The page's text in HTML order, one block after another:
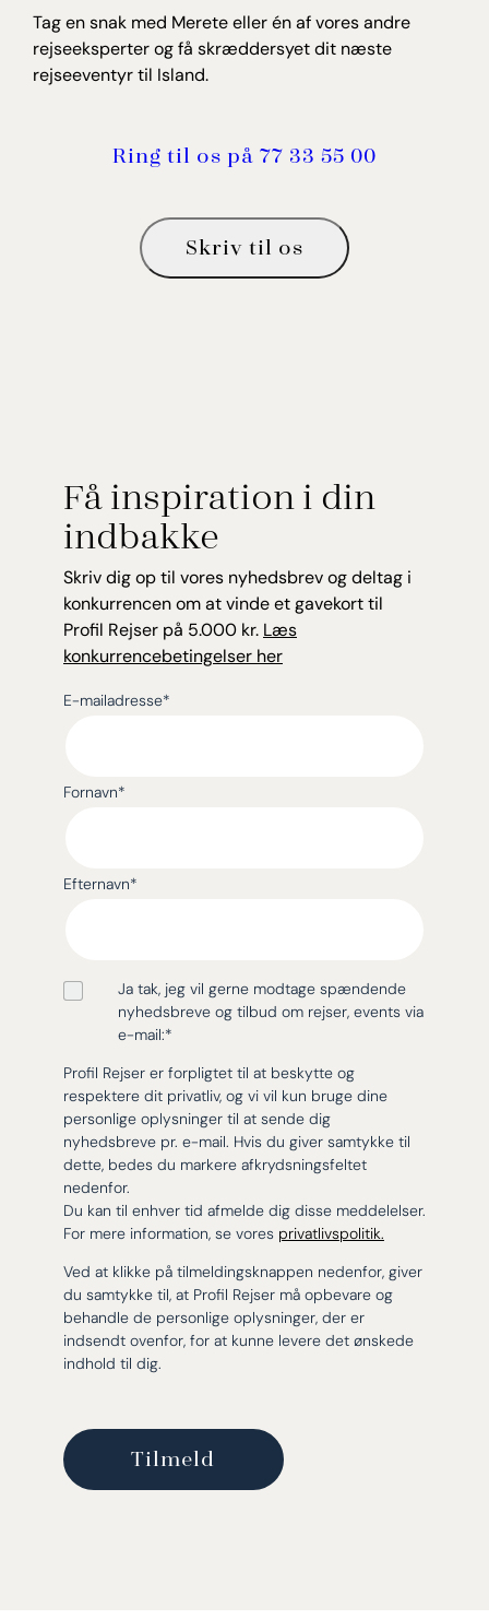
Tag en snak med Merete eller én af vores andre
rejseeksperter og få skræddersyet dit næste
rejseeventyr til Island.
Ring til os på 77 33 55 00
Skriv til os
Få inspiration i din
indbakke
Skriv dig op til vores nyhedsbrev og deltag i
konkurrencen om at vinde et gavekort til
Profil Rejser på 5.000 kr. Læs
konkurrencebetingelser her
E-mailadresse*
Fornavn*
Efternavn*
Ja tak, jeg vil gerne modtage spændende
nyhedsbreve og tilbud om rejser, events via
e-mail:*
Profil Rejser er forpligtet til at beskytte og
respektere dit privatliv, og vi vil kun bruge dine
personlige oplysninger til at sende dig
nyhedsbreve pr. e-mail. Hvis du giver samtykke til
dette, bedes du markere afkrydsningsfeltet
nedenfor.
Du kan til enhver tid afmelde dig disse meddelelser.
For mere information, se vores privatlivspolitik.
Ved at klikke på tilmeldingsknappen nedenfor, giver
du samtykke til, at Profil Rejser må opbevare og
behandle de personlige oplysninger, der er
indsendt ovenfor, for at kunne levere det ønskede
indhold til dig.